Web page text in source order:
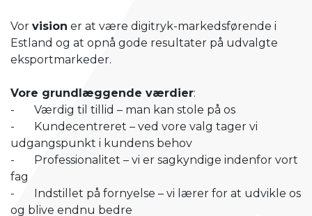
Vor vision er at være digitryk-markedsførende i
Estland og at opnå gode resultater på udvalgte
eksportmarkeder.
Vore grundlæggende værdier:
- Værdig til tillid – man kan stole på os
- Kundecentreret – ved vore valg tager vi
udgangspunkt i kundens behov
- Professionalitet – vi er sagkyndige indenfor vort
fag
- Indstillet på fornyelse – vi lærer for at udvikle os
og blive endnu bedre